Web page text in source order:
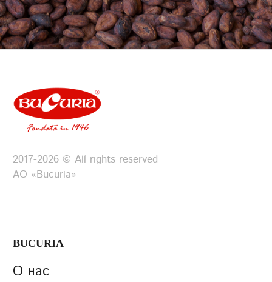
2017-2026 © All rights reserved
АО «Bucuria»
BUCURIA
О нас